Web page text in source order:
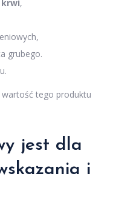
,
grubego.
tego produktu
jest dla
i